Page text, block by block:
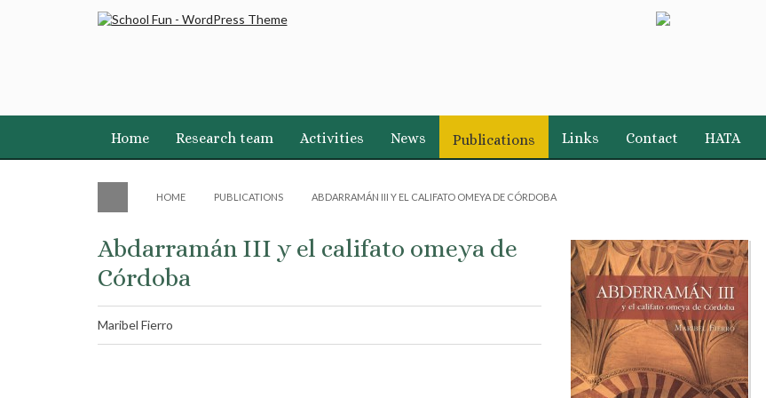
Home Research team Activities News Publications Links Contact HATA
HOME PUBLICATIONS ABDARRAMÁN III Y EL CALIFATO OMEYA DE CÓRDOBA
Abdarramán III y el califato omeya de
Córdoba
Maribel Fierro